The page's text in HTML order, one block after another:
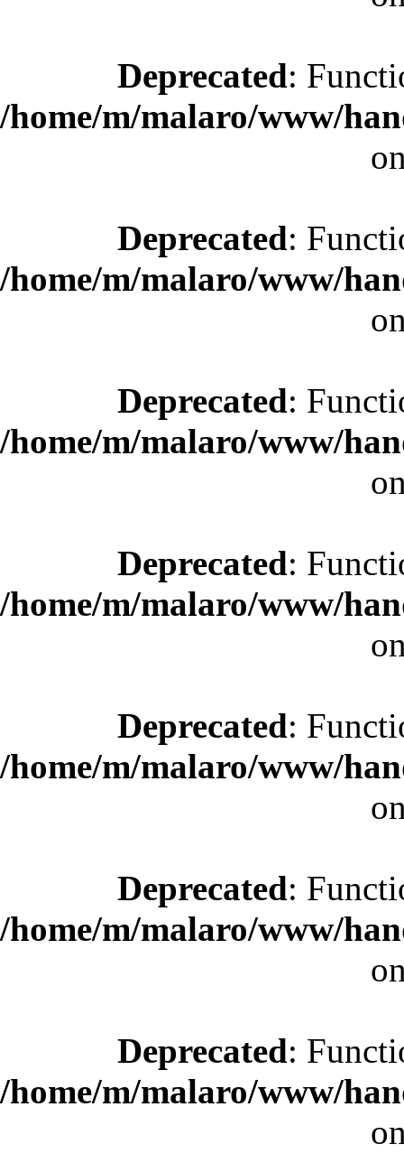
Deprecated:
/home/m/malaro/www/
Deprecated:
/home/m/malaro/www/
Deprecated:
/home/m/malaro/www/
Deprecated:
/home/m/malaro/www/
Deprecated:
/home/m/malaro/www/
Deprecated:
/home/m/malaro/www/
Deprecated:
/home/m/malaro/www/